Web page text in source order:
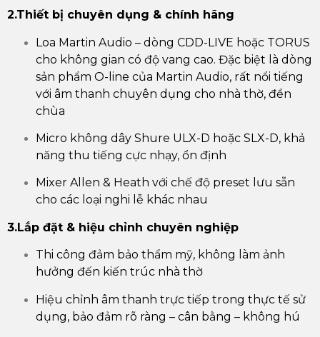
2.Thiết bị chuyên dụng & chính hãng
Loa Martin Audio – dòng CDD-LIVE hoặc TORUS
cho không gian có độ vang cao. Đặc biệt là dòng
sản phẩm O-line của Martin Audio, rất nổi tiếng
với âm thanh chuyên dụng cho nhà thờ, đền
chùa
Micro không dây Shure ULX-D hoặc SLX-D, khả
năng thu tiếng cực nhạy, ổn định
Mixer Allen & Heath với chế độ preset lưu sẵn
cho các loại nghi lễ khác nhau
3.Lắp đặt & hiệu chỉnh chuyên nghiệp
Thi công đảm bảo thẩm mỹ, không làm ảnh
hưởng đến kiến trúc nhà thờ
Hiệu chỉnh âm thanh trực tiếp trong thực tế sử
dụng, bảo đảm rõ ràng – cân bằng – không hú